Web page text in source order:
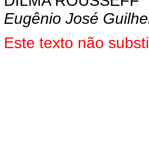
Eugênio José
Este texto não